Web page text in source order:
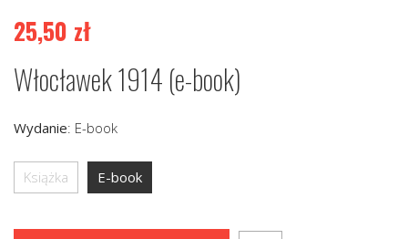
25,50 zł
Włocławek 1914 (e-book)
Wydanie: E-book
Książka E-book